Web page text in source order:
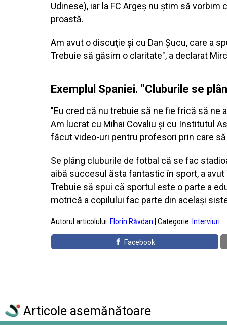
Udinese), iar la FC Argeş nu ştim să
proastă.
Am avut o discuţie şi cu Dan Şucu, care a
Trebuie să găsim o claritate", a declarat
Exemplul Spaniei. "Cluburile se
"Eu cred că nu trebuie să ne fie frică să ne
Am lucrat cu Mihai Covaliu şi cu Institutul
făcut video-uri pentru profesori prin care
Se plâng cluburile de fotbal că se fac
aibă succesul ăsta fantastic în sport, a
Trebuie să spui că sportul este o parte a
motrică a copilului fac parte din acelaşi
Autorul articolului: Florin Răvdan | Categorie: Interviuri
Facebook
Articole asemănătoare